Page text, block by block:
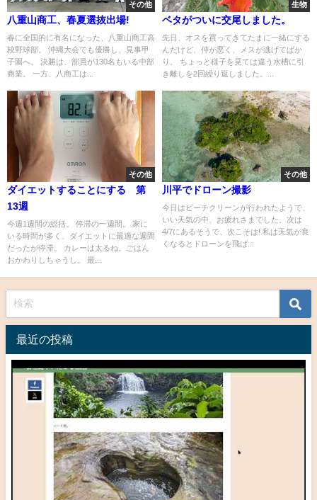
その他
八重山商工、春夏選抜出場!
春に全国的に有名になった、八重山商工高
校野球部。 沖縄大会でも優勝し、見事甲
子園へ。 決勝は、部員が130名もいる中部
商業。 一方、八商工は...
生物
ベタがついに交尾しました。
先日、オスを買ってきてたまに一緒にする
んだけど、仲が悪く、メスが逃げてばか
り。 ちょっと様子を見ては違う水槽に引
き離しを2回繰り返しました。...
その他
ダイエットすることにする 第
13週
今週1週間の総括。 停滞の一週間。 家に
いる時間が多く、ダイエットに最適な週間
だったが停滞。 カレーは太るね。ごはん
おかわりしちゃうし。 最...
その他
川平でドローン撮影
今日はビーチクリーンが行われたようで、
いい天気の中、お疲れさまでした。次は
4/7にあるそうで、次こそは! 私は天気が良
くなるとドローンを飛ば...
最近の投稿